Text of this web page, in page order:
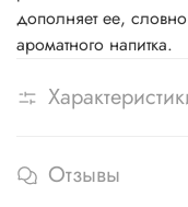
дополняет ее, словно
ароматного напитка.
Отзывы